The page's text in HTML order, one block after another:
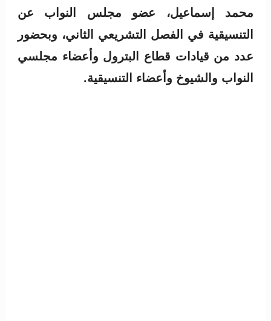
محمد إسماعيل، عضو مجلس النواب عن
التنسيقية في الفصل التشريعي الثاني، وبحضور
عدد من قيادات قطاع البترول وأعضاء مجلسي
النواب والشيوخ وأعضاء التنسيقية.